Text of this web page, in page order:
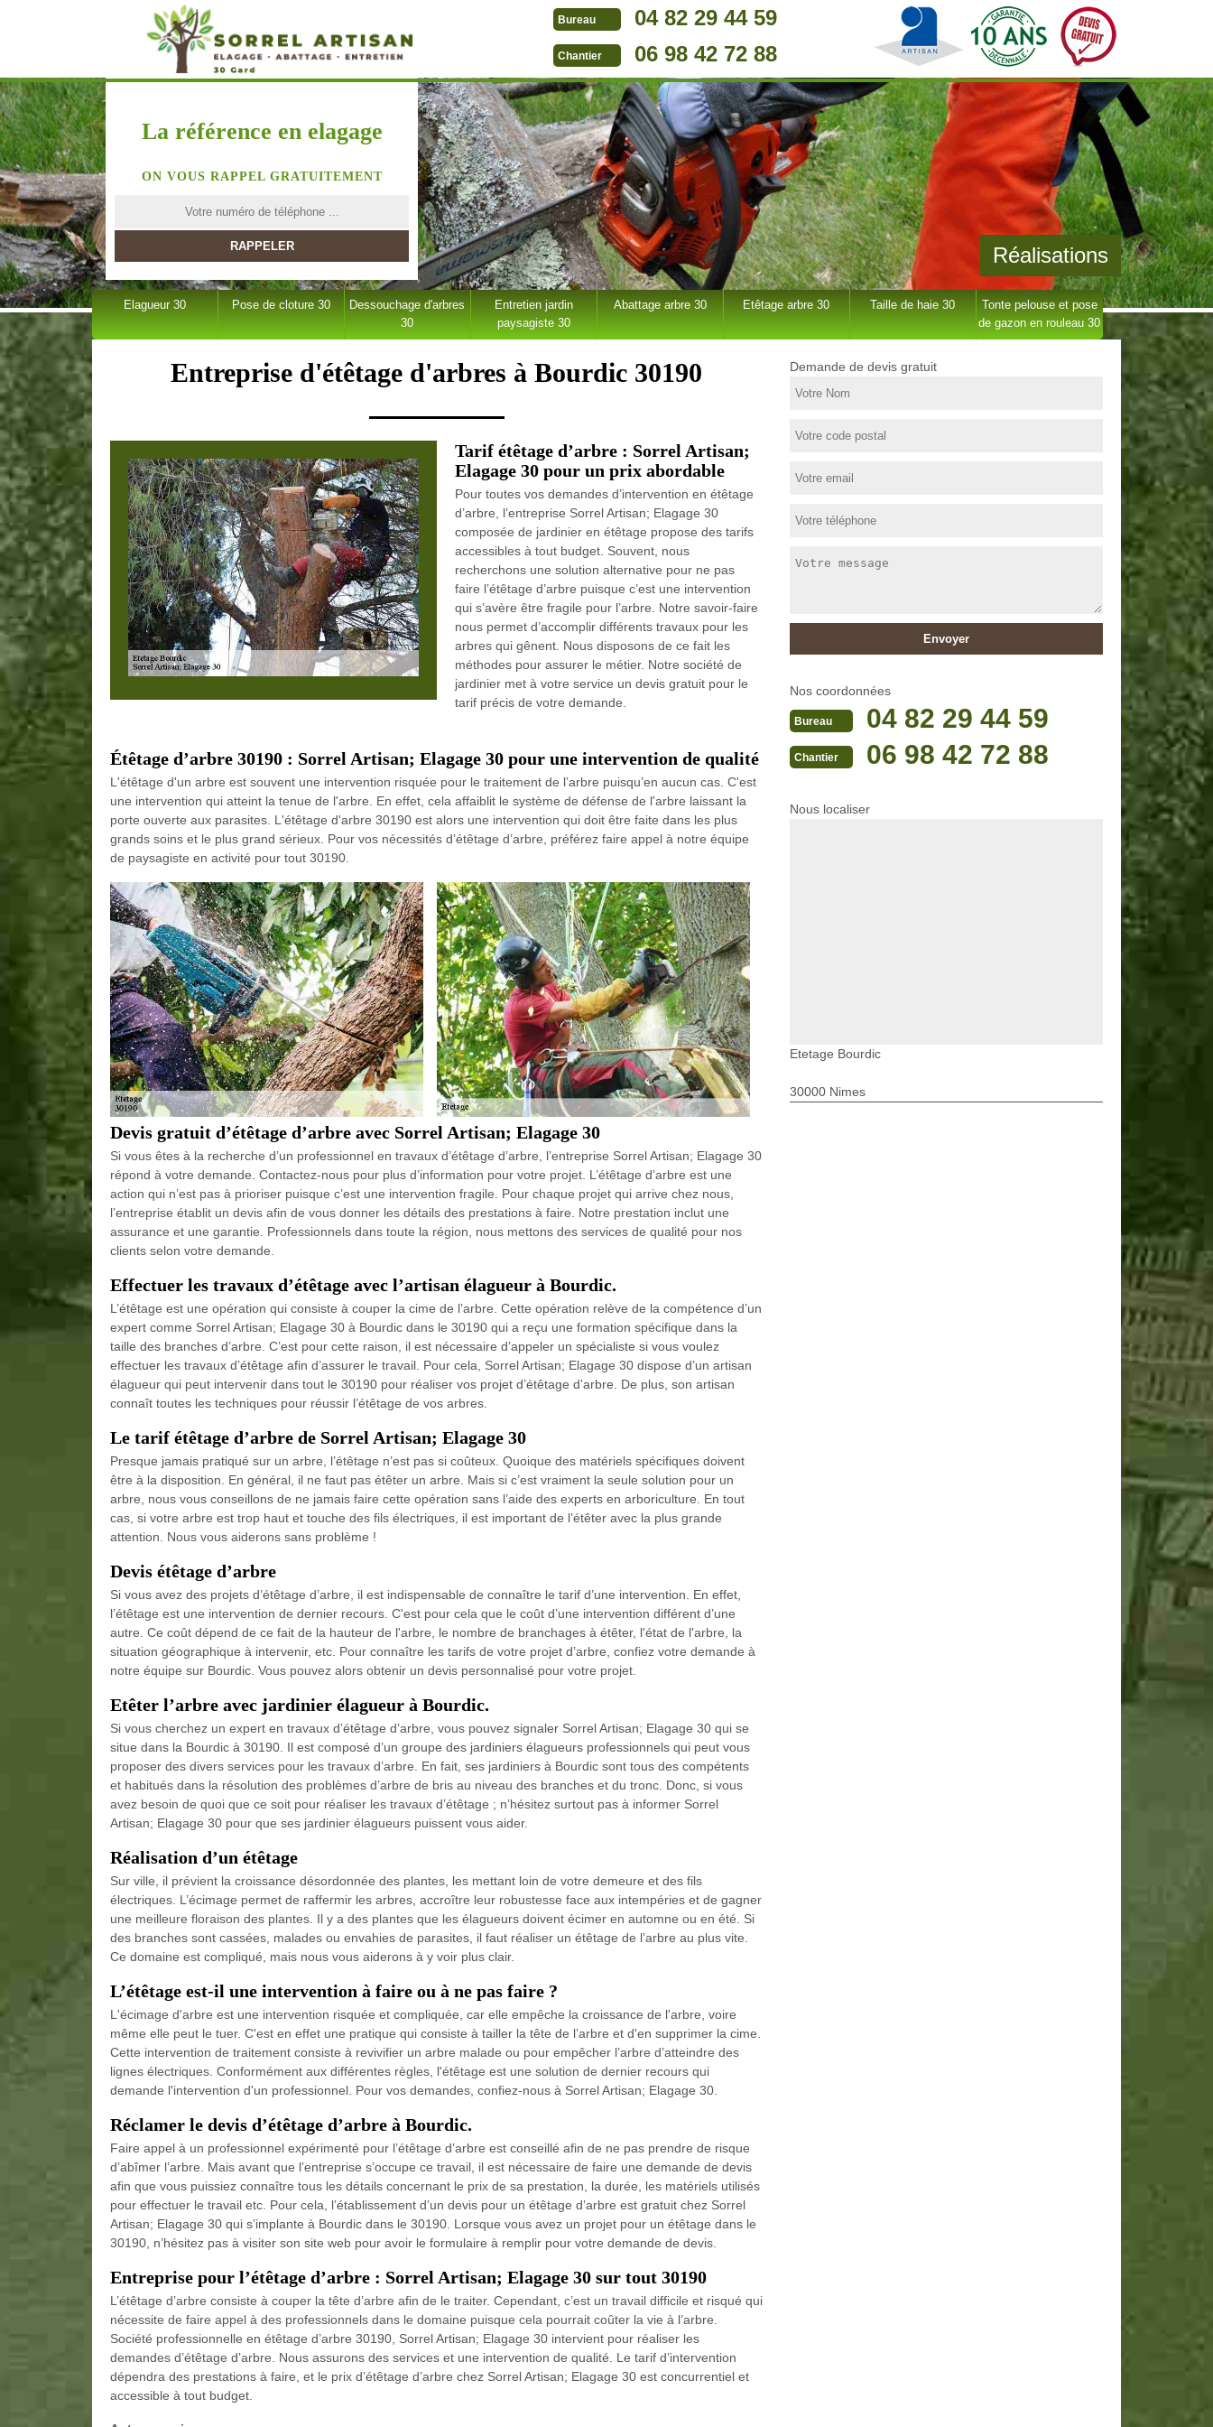
Bureau 04 82 29 44 59
Chantier 06 98 42 72 88
La référence en elagage
ON VOUS RAPPEL GRATUITEMENT
Réalisations
Elagueur 30 Pose de cloture 30
Dessouchage d'arbres
30
Entretien jardin
paysagiste 30
Abattage arbre 30 Etêtage arbre 30 Taille de haie 30
Tonte pelouse et pose
de gazon en rouleau 30
Entreprise d'étêtage d'arbres à Bourdic 30190
Tarif étêtage d’arbre : Sorrel Artisan;
Elagage 30 pour un prix abordable
Pour toutes vos demandes d’intervention en étêtage
d’arbre, l’entreprise Sorrel Artisan; Elagage 30
composée de jardinier en étêtage propose des tarifs
accessibles à tout budget. Souvent, nous
recherchons une solution alternative pour ne pas
faire l’étêtage d’arbre puisque c’est une intervention
qui s’avère être fragile pour l’arbre. Notre savoir-faire
nous permet d’accomplir différents travaux pour les
arbres qui gênent. Nous disposons de ce fait les
méthodes pour assurer le métier. Notre société de
jardinier met à votre service un devis gratuit pour le
tarif précis de votre demande.
Étêtage d’arbre 30190 : Sorrel Artisan; Elagage 30 pour une intervention de qualité
L'étêtage d'un arbre est souvent une intervention risquée pour le traitement de l’arbre puisqu’en aucun cas. C'est
une intervention qui atteint la tenue de l'arbre. En effet, cela affaiblit le système de défense de l'arbre laissant la
porte ouverte aux parasites. L'étêtage d'arbre 30190 est alors une intervention qui doit être faite dans les plus
grands soins et le plus grand sérieux. Pour vos nécessités d’étêtage d’arbre, préférez faire appel à notre équipe
de paysagiste en activité pour tout 30190.
Devis gratuit d’étêtage d’arbre avec Sorrel Artisan; Elagage 30
Si vous êtes à la recherche d’un professionnel en travaux d’étêtage d’arbre, l’entreprise Sorrel Artisan; Elagage 30
répond à votre demande. Contactez-nous pour plus d’information pour votre projet. L’étêtage d’arbre est une
action qui n’est pas à prioriser puisque c’est une intervention fragile. Pour chaque projet qui arrive chez nous,
l’entreprise établit un devis afin de vous donner les détails des prestations à faire. Notre prestation inclut une
assurance et une garantie. Professionnels dans toute la région, nous mettons des services de qualité pour nos
clients selon votre demande.
Effectuer les travaux d’étêtage avec l’artisan élagueur à Bourdic.
L’étêtage est une opération qui consiste à couper la cime de l’arbre. Cette opération relève de la compétence d’un
expert comme Sorrel Artisan; Elagage 30 à Bourdic dans le 30190 qui a reçu une formation spécifique dans la
taille des branches d’arbre. C’est pour cette raison, il est nécessaire d’appeler un spécialiste si vous voulez
effectuer les travaux d’étêtage afin d’assurer le travail. Pour cela, Sorrel Artisan; Elagage 30 dispose d’un artisan
élagueur qui peut intervenir dans tout le 30190 pour réaliser vos projet d’étêtage d’arbre. De plus, son artisan
connaît toutes les techniques pour réussir l’étêtage de vos arbres.
Le tarif étêtage d’arbre de Sorrel Artisan; Elagage 30
Presque jamais pratiqué sur un arbre, l’étêtage n’est pas si coûteux. Quoique des matériels spécifiques doivent
être à la disposition. En général, il ne faut pas étêter un arbre. Mais si c’est vraiment la seule solution pour un
arbre, nous vous conseillons de ne jamais faire cette opération sans l’aide des experts en arboriculture. En tout
cas, si votre arbre est trop haut et touche des fils électriques, il est important de l’étêter avec la plus grande
attention. Nous vous aiderons sans problème !
Devis étêtage d’arbre
Si vous avez des projets d’étêtage d’arbre, il est indispensable de connaître le tarif d’une intervention. En effet,
l’étêtage est une intervention de dernier recours. C'est pour cela que le coût d’une intervention différent d’une
autre. Ce coût dépend de ce fait de la hauteur de l'arbre, le nombre de branchages à étêter, l'état de l'arbre, la
situation géographique à intervenir, etc. Pour connaître les tarifs de votre projet d’arbre, confiez votre demande à
notre équipe sur Bourdic. Vous pouvez alors obtenir un devis personnalisé pour votre projet.
Etêter l’arbre avec jardinier élagueur à Bourdic.
Si vous cherchez un expert en travaux d’étêtage d’arbre, vous pouvez signaler Sorrel Artisan; Elagage 30 qui se
situe dans la Bourdic à 30190. Il est composé d’un groupe des jardiniers élagueurs professionnels qui peut vous
proposer des divers services pour les travaux d’arbre. En fait, ses jardiniers à Bourdic sont tous des compétents
et habitués dans la résolution des problèmes d’arbre de bris au niveau des branches et du tronc. Donc, si vous
avez besoin de quoi que ce soit pour réaliser les travaux d’étêtage ; n’hésitez surtout pas à informer Sorrel
Artisan; Elagage 30 pour que ses jardinier élagueurs puissent vous aider.
Réalisation d’un étêtage
Sur ville, il prévient la croissance désordonnée des plantes, les mettant loin de votre demeure et des fils
électriques. L’écimage permet de raffermir les arbres, accroître leur robustesse face aux intempéries et de gagner
une meilleure floraison des plantes. Il y a des plantes que les élagueurs doivent écimer en automne ou en été. Si
des branches sont cassées, malades ou envahies de parasites, il faut réaliser un étêtage de l’arbre au plus vite.
Ce domaine est compliqué, mais nous vous aiderons à y voir plus clair.
L’étêtage est-il une intervention à faire ou à ne pas faire ?
L'écimage d'arbre est une intervention risquée et compliquée, car elle empêche la croissance de l'arbre, voire
même elle peut le tuer. C'est en effet une pratique qui consiste à tailler la tête de l’arbre et d'en supprimer la cime.
Cette intervention de traitement consiste à revivifier un arbre malade ou pour empêcher l’arbre d’atteindre des
lignes électriques. Conformément aux différentes règles, l'étêtage est une solution de dernier recours qui
demande l'intervention d'un professionnel. Pour vos demandes, confiez-nous à Sorrel Artisan; Elagage 30.
Réclamer le devis d’étêtage d’arbre à Bourdic.
Faire appel à un professionnel expérimenté pour l’étêtage d’arbre est conseillé afin de ne pas prendre de risque
d’abîmer l’arbre. Mais avant que l’entreprise s’occupe ce travail, il est nécessaire de faire une demande de devis
afin que vous puissiez connaître tous les détails concernant le prix de sa prestation, la durée, les matériels utilisés
pour effectuer le travail etc. Pour cela, l’établissement d’un devis pour un étêtage d’arbre est gratuit chez Sorrel
Artisan; Elagage 30 qui s’implante à Bourdic dans le 30190. Lorsque vous avez un projet pour un étêtage dans le
30190, n’hésitez pas à visiter son site web pour avoir le formulaire à remplir pour votre demande de devis.
Entreprise pour l’étêtage d’arbre : Sorrel Artisan; Elagage 30 sur tout 30190
L’étêtage d’arbre consiste à couper la tête d’arbre afin de le traiter. Cependant, c’est un travail difficile et risqué qui
nécessite de faire appel à des professionnels dans le domaine puisque cela pourrait coûter la vie à l’arbre.
Société professionnelle en étêtage d’arbre 30190, Sorrel Artisan; Elagage 30 intervient pour réaliser les
demandes d’étêtage d’arbre. Nous assurons des services et une intervention de qualité. Le tarif d’intervention
dépendra des prestations à faire, et le prix d’étêtage d’arbre chez Sorrel Artisan; Elagage 30 est concurrentiel et
accessible à tout budget.
Demande de devis gratuit
Nos coordonnées
Bureau 04 82 29 44 59
Chantier 06 98 42 72 88
Nous localiser
Etetage Bourdic
30000 Nimes